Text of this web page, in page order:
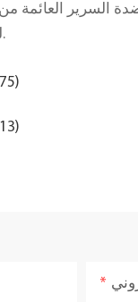
السرير
للبيج مع خشب فاتح، وهي مثالية لغرف النوم والمداخل ذات الطابع البسيط.